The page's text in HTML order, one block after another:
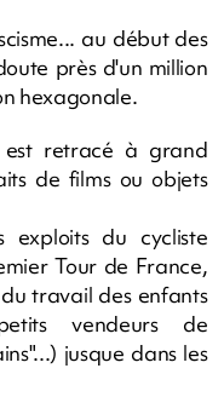
au début des
près d'un million
hexagonale.
est retracé à grand
de films ou objets
du cycliste
Tour de France,
travail des enfants
vendeurs de
jusque dans les